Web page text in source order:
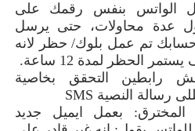
الواتس بنفس رقمك على
عدة محاولات، حتى يرسل
تم عمل بلوك/ حظر لانه
الحظر لمدة 12 ساعة.
رابطين التحقق بخاصية
رسالة النصية SMS
بعمل ايميل جديد